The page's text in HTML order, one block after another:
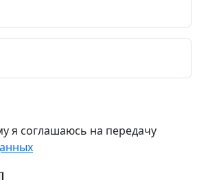
я соглашаюсь на передачу